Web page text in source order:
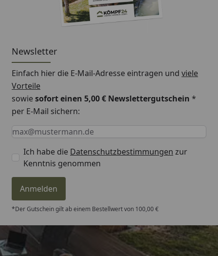
Newsletter
Einfach hier die E-Mail-Adresse eintragen und viele
Vorteile
sowiesofort einen 5,00 € Newslettergutschein *
per E-Mail sichern:
Keine Eingabe erforderlich
Eingabe erforderlich
E-Mail *
Ich habe die Datenschutzbestimmungen zur
Kenntnis genommen
Anmelden
*Der Gutschein gilt ab einem Bestellwert von 100,00 €